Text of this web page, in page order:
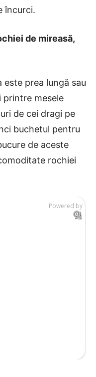
încurci.
de mireasă,
prea lungă sau
printre mesele
de cei dragi pe
buchetul pentru
de aceste
rochiei